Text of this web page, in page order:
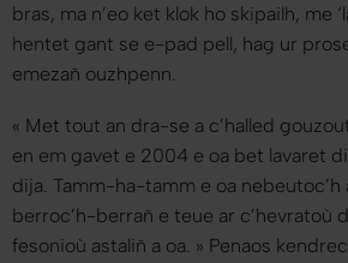
bras, ma n’eo ket klok ho skipailh, me
hentet gant se e-pad pell, hag ur
emezañ ouzhpenn.
« Met tout an dra-se a c’halled
en em gavet e 2004 e oa bet lavaret
dija. Tamm-ha-tamm e oa nebeutoc’h
berroc’h-berrañ e teue ar c’hevratoù
fesonioù astaliñ a oa. » Penaos